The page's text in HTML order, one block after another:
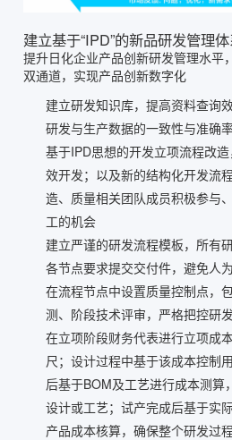
建立基于“IPD”的新品研发管理
提升日化企业产品创新研发管理水平
双通道，实现产品创新数字化
建立研发知识库，提高资料查询
研发与生产数据的一致性与准确
基于IPD思想的开发立项流程改
效开发；以及新的结构化开发流
造、质量相关团队成员积极参与
工的机会
建立严谨的研发流程模板，所有
各节点要求提交交付件，避免人
在流程节点中设置质量控制点，
测、阶段技术评审，严格把控研
在立项阶段财务代表进行立项成
尺；设计过程中基于该成本控制
后基于BOM及工艺进行成本测算
设计或工艺；试产完成后基于实
产品成本核算，确保整个研发过